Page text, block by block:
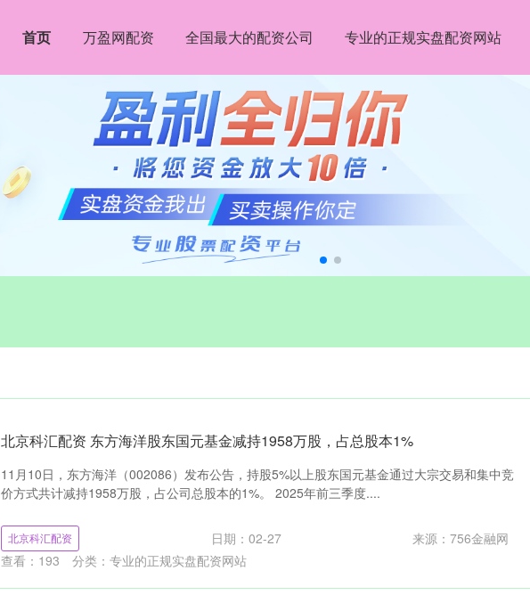
首页 万盈网配资 全国最大的配资公司 专业的正规实盘配资网站
北京科汇配资 东方海洋股东国元基金减持1958万股，占总股本1%
11月10日，东方海洋（002086）发布公告，持股5%以上股东国元基金通过大宗交易和集中竞
价方式共计减持1958万股，占公司总股本的1%。 2025年前三季度....
北京科汇配资 日期：02-27
来源：756金融网
查看： 193 分类： 专业的正规实盘配资网站